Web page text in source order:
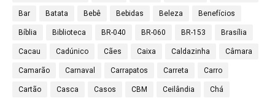
Bar Batata Bebê Bebidas Beleza Benefícios
Bíblia Biblioteca BR-040 BR-060 BR-153 Brasília
Cacau Cadúnico Cães Caixa Caldazinha Câmara
Camarão Carnaval Carrapatos Carreta Carro
Cartão Casca Casos CBM Ceilândia Chá